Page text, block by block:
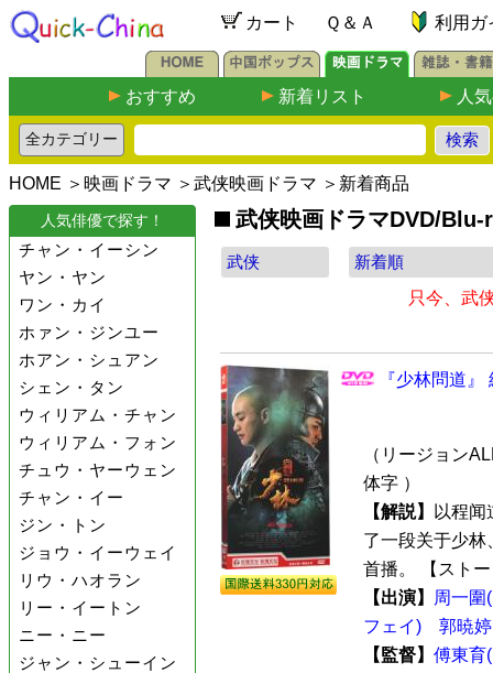
カート Ｑ＆Ａ 利用ガ
おすすめ 新着リスト 人
HOME ＞ 映画ドラマ ＞ 武侠映画ドラマ ＞新着商品
人気俳優で探す！
チャン・イーシン
ヤン・ヤン
ワン・カイ
ホァン・ジンユー
ホアン・シュアン
シェン・タン
ウィリアム・チャン
ウィリアム・フォン
チュウ・ヤーウェン
チャン・イー
ジン・トン
ジョウ・イーウェイ
リウ・ハオラン
リー・イートン
ニー・ニー
ジャン・シューイン
武侠映画ドラマDVD/Blu-
只今、武
『少林問道
（リージョン
体字 ）
【解説】
以程
了一段关于少
首播。 【スト
【出演】
周一圍
フェイ)
郭暁
【監督】 傅東育